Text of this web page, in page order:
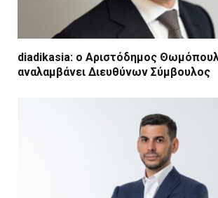
diadikasia: ο Αριστόδημος
αναλαμβάνει Διευθύνων Σύμβουλος